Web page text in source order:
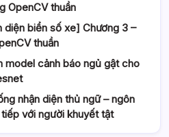
OpenCV thuần
diện biển số xe] Chương 3 –
thuần
model cảnh báo ngủ gật cho
nhận diện thủ ngữ – ngôn
với người khuyết tật